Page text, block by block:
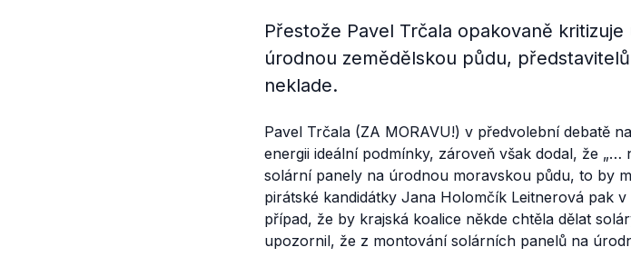
Přestože Pavel Trčala opakovaně
úrodnou zemědělskou půdu,
neklade.
Pavel Trčala (ZA MORAVU!) v předvolební debatě
energii ideální podmínky, zároveň však dodal, že „…
solární panely na úrodnou moravskou půdu, to by
pirátské kandidátky Jana Holomčík Leitnerová pak
případ, že by krajská koalice někde chtěla dělat
upozornil, že z montování solárních panelů na